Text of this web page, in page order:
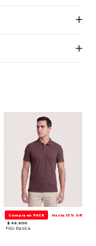
Compra en PACK Hasta 15% Off
$ 49.900
Polo Basica